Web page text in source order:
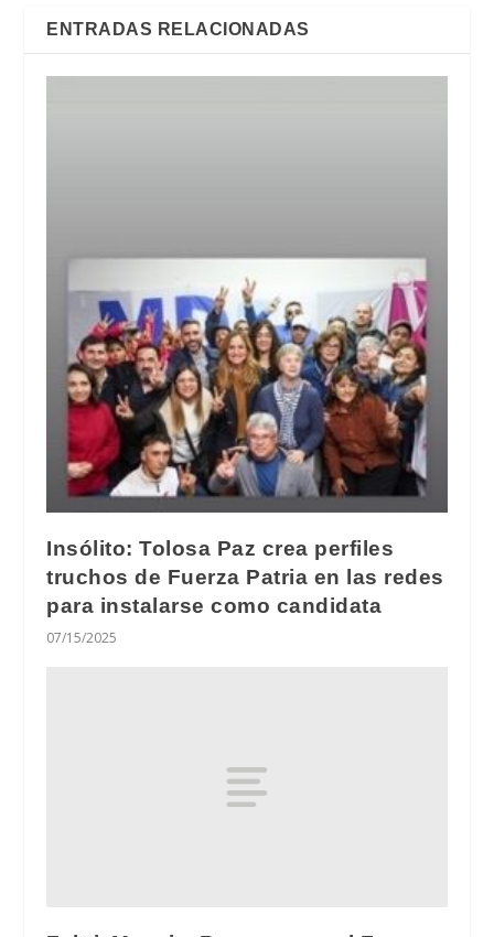
ENTRADAS RELACIONADAS
Insólito: Tolosa Paz crea perfiles
truchos de Fuerza Patria en las redes
para instalarse como candidata
07/15/2025